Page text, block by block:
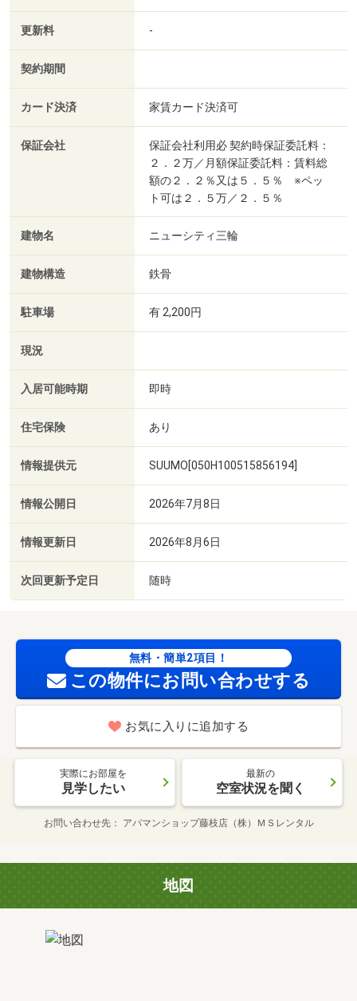
更新料 -
契約期間
カード決済 家賃カード決済可
保証会社
保証会社利用必 契約時保証委託料：
２．２万／月額保証委託料：賃料総
額の２．２％又は５．５％ ※ペッ
ト可は２．５万／２．５％
建物名 ニューシティ三輪
建物構造 鉄骨
駐車場 有 2,200円
現況
入居可能時期 即時
住宅保険 あり
情報提供元 SUUMO[050H100515856194]
情報公開日 2026年7月8日
情報更新日 2026年8月6日
次回更新予定日 随時
無料・簡単2項目！
この物件にお問い合わせする
お気に入りに追加する
実際にお部屋を
見学したい
最新の
空室状況を聞く
お問い合わせ先 アパマンショップ藤枝店（株）ＭＳレンタル
地図